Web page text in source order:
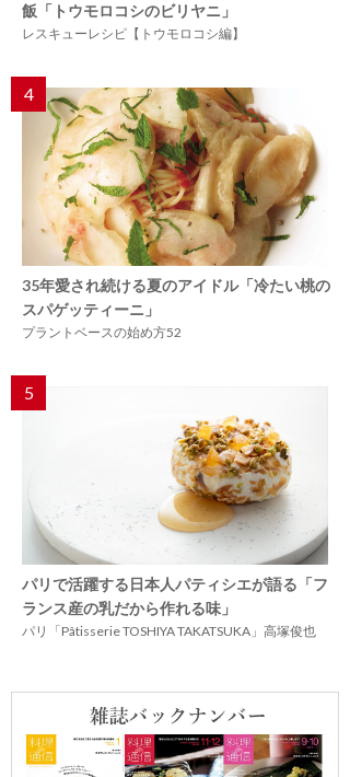
飯「トウモロコシのビリヤニ」
レスキューレシピ【トウモロコシ編】
4
35年愛され続ける夏のアイドル「冷たい桃の
スパゲッティーニ」
プラントベースの始め方52
5
パリで活躍する日本人パティシエが語る「フ
ランス産の乳だから作れる味」
パリ「Pâtisserie TOSHIYA TAKATSUKA」高塚俊也